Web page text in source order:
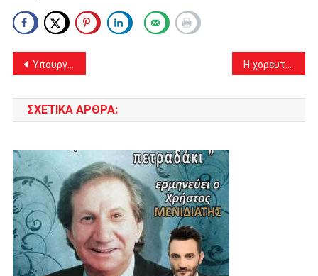
Πλοήγηση
άρθρων
Υπουργείο ΠΡΟ.ΠΟ. Μίνι απολογισμός ελέγχων παραβατικότητας στα Μ.Μ.Μ. της Αττικής. Κυρίως σε Αχαρνές, Ζεφύρι και Άνω Λιόσια. Η χορευτική ομάδα του Δήμου Αχαρνών στον εορτασμό της Παναγίας της Αρβανίτισσας στο Ίλιον.
ΣΧΕΤΙΚΆ ΆΡΘΡΑ: